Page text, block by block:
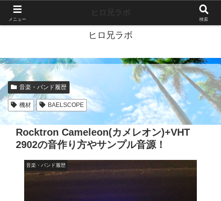
ヒロ兄ラボ
音楽・バンド履歴
機材 BAELSCOPE
Rocktron Cameleon(カメレオン)+VHT
2902の音作り方やサンプル音源！
音楽・バンド履歴
メニュー 検索